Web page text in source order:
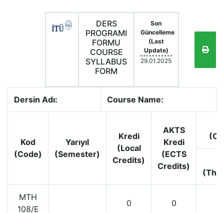
DERS
PROGRAMI
FORMU
COURSE
SYLLABUS
FORM
Son
Güncelleme
(Last
Update)
29.01.2025
Dersin Adı: Course Name:
Kod
(Code)
Yarıyıl
(Semester)
Kredi
(Local
Credits)
AKTS
Kredi
(ECTS
Credits)
MTH
108/E
0 0